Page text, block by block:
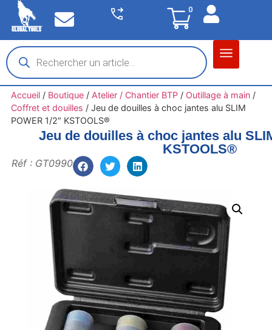
0
Accueil/ Boutique/ Atelier / Chantier BTP/ Outillage à main/
Coffret et douilles / Jeu de douilles à choc jantes alu SLIM
POWER 1/2″ KSTOOLS®
Jeu de douilles à choc jantes alu
KSTOOLS®
Réf : GT0990